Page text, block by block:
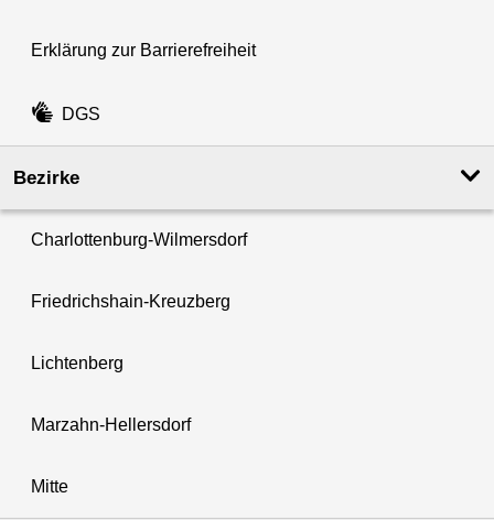
Erklärung zur Barrierefreiheit
DGS
Bezirke
Charlottenburg-Wilmersdorf
Friedrichshain-Kreuzberg
Lichtenberg
Marzahn-Hellersdorf
Mitte